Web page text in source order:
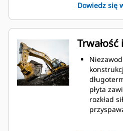
materiału
prześwit
łyżki, co
Zużycie
podczas
ogólnej
Możesz
Dowiedz się
płyta
rozkład